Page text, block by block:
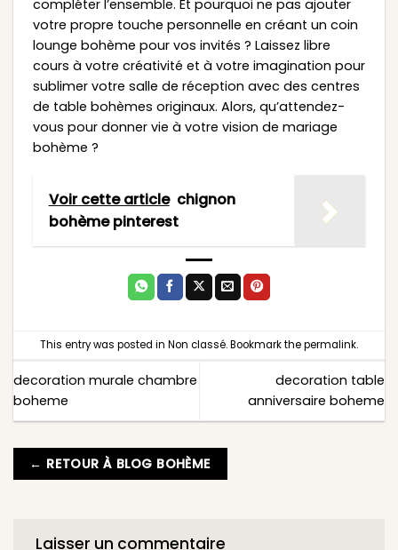
compléter l’ensemble. Et pourquoi ne pas ajouter
votre propre touche personnelle en créant un coin
lounge bohème pour vos invités ? Laissez libre
cours à votre créativité et à votre imagination pour
sublimer votre salle de réception avec des centres
de table bohèmes originaux. Alors, qu’attendez-
vous pour donner vie à votre vision de mariage
bohème ?
Voir cette article chignon
bohème pinterest
This entry was posted in Non classé. Bookmark thepermalink.
decoration murale chambre
boheme
decoration table
anniversaire boheme
← RETOUR À BLOG BOHÈME
Laisser un commentaire